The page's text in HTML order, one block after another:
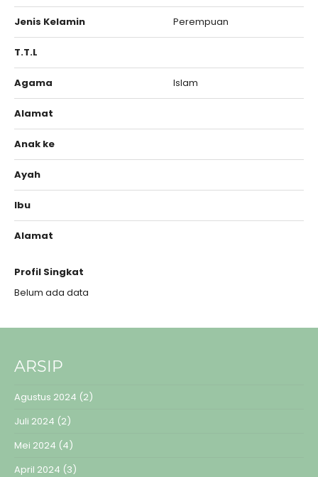
Jenis Kelamin Perempuan
T.T.L
Agama Islam
Alamat
Anak ke
Ayah
Ibu
Alamat
Profil Singkat
Belum ada data
ARSIP
Agustus 2024 (2)
Juli 2024 (2)
Mei 2024 (4)
April 2024 (3)